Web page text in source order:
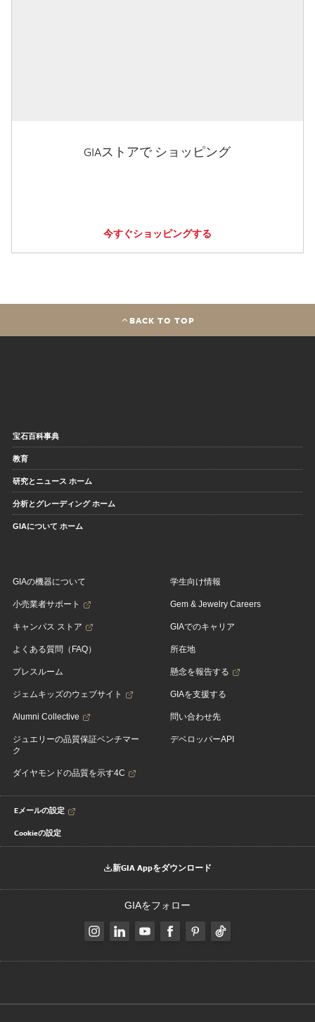
GIAストアで ショッピング
今すぐショッピングする
BACK TO TOP
宝石百科事典
教育
研究とニュース ホーム
分析とグレーディング ホーム
GIAについて ホーム
GIAの機器について
小売業者サポート
キャンパス ストア
よくある質問（FAQ）
プレスルーム
ジェムキッズのウェブサイト
Alumni Collective
ジュエリーの品質保証ベンチマー
ク
ダイヤモンドの品質を示す4C
学生向け情報
Gem & Jewelry Careers
GIAでのキャリア
所在地
懸念を報告する
GIAを支援する
問い合わせ先
デベロッパーAPI
Eメールの設定
Cookieの設定
新GIA Appをダウンロード
GIAをフォロー